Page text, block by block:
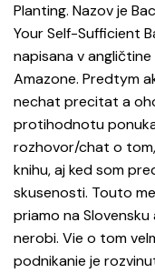
Planting. Nazov je
Your Self-Sufficient
napisana v
Amazone. Predtym
nechat precitat a
protihodnotu
rozhovor/chat o
knihu, aj ked som
skusenosti. Touto
priamo na
nerobi. Vie o tom
podnikanie je